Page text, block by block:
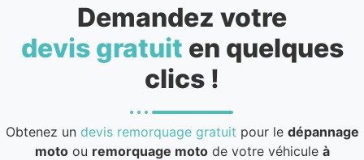
Demandez votre
devis gratuit en quelques
clics !
Obtenez un devis remorquage gratuit pour le dépannage
motoou remorquage motode votre véhicule à